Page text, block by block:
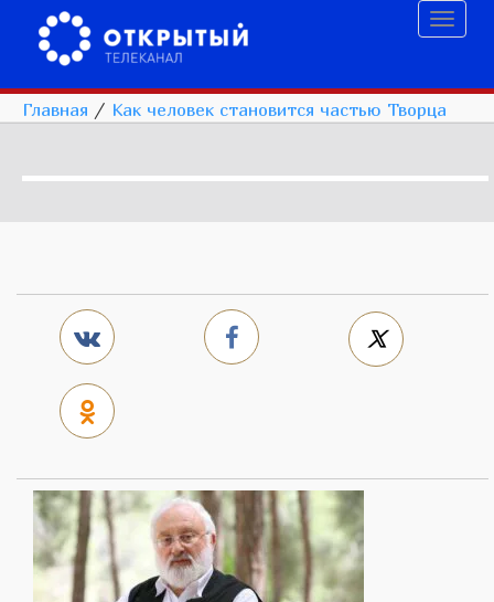
Главная / Как человек становится частью Творца